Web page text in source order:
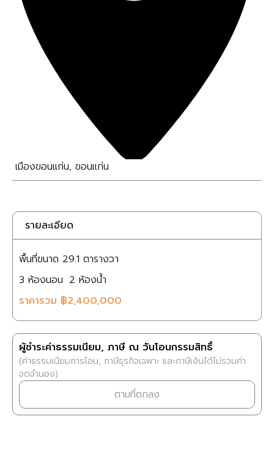
เมืองขอนแก่น, ขอนแก่น
รายละเอียด
พื้นที่ขนาด 29.1 ตารางวา
3 ห้องนอน 2 ห้องน้ำ
ราคารวม ฿2,400,000
ผู้ชำระค่าธรรมเนียม, ภาษี ณ วันโอนกรรมสิทธิ์
(ค่าธรรมเนียมการโอน, ภาษีธุรกิจเฉพาะ และภาษีเงินได้ไม่รวมค่า
จดจำนอง)
ตามที่ตกลง